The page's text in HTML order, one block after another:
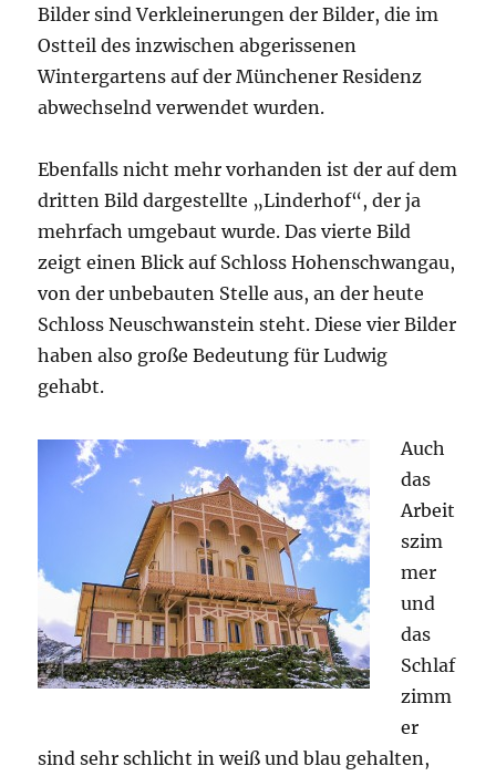
Bilder sind Verkleinerungen der Bilder, die im
Ostteil des inzwischen abgerissenen
Wintergartens auf der Münchener Residenz
abwechselnd verwendet wurden.
Ebenfalls nicht mehr vorhanden ist der auf dem
dritten Bild dargestellte „Linderhof“, der ja
mehrfach umgebaut wurde. Das vierte Bild
zeigt einen Blick auf Schloss Hohenschwangau,
von der unbebauten Stelle aus, an der heute
Schloss Neuschwanstein steht. Diese vier Bilder
haben also große Bedeutung für Ludwig
gehabt.
Auch
das
Arbeit
szim
mer
und
das
Schlaf
zimm
er
sind sehr schlicht in weiß und blau gehalten,